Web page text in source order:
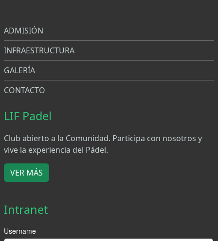
ADMISIÓN
INFRAESTRUCTURA
GALERÍA
CONTACTO
LIF Padel
Club abierto a la Comunidad. Participa con nosotros y
vive la experiencia del Pádel.
VER MÁS
Intranet